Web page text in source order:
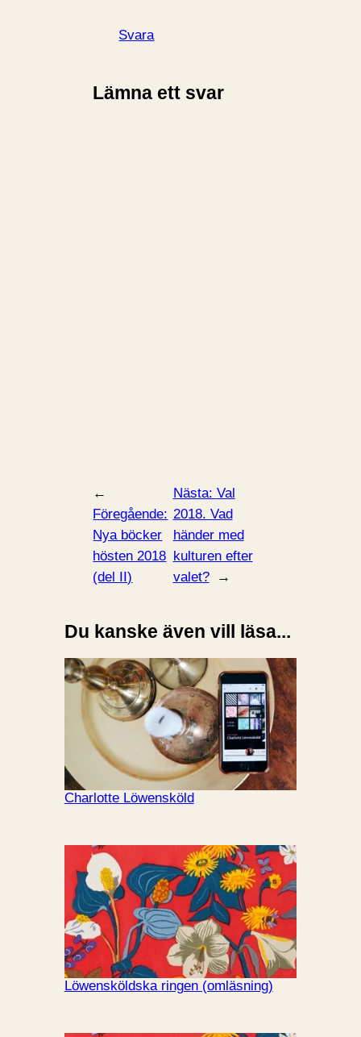
Svara
Lämna ett svar
←
Föregående:
Nya böcker
hösten 2018
(del II)
Nästa: Val
2018. Vad
händer med
kulturen efter
valet?
→
Du kanske även vill läsa...
Charlotte Löwensköld
Löwensköldska ringen (omläsning)